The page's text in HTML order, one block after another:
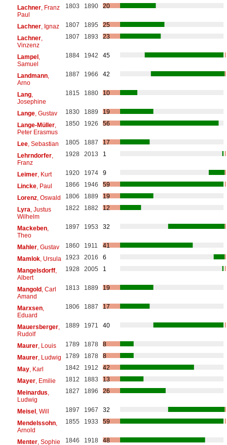
Lachner, Franz
Paul
1803 1890 20
Lachner, Ignaz 1807 1895
25
Lachner,
Vinzenz
1807 1893 23
Lampel,
Samuel
1884 1942 45
Landmann,
Arno
1887 1966 42
Lang,
Josephine
1815 1880 10
Lange, Gustav 1830 1889
19
Lange-Müller,
Peter Erasmus
1850 1926 56
Lee, Sebastian 1805 1887
17
Lehrndorfer,
Franz
1928 2013 1
Leimer, Kurt 1920 1974
9
Lincke, Paul 1866 1946
59
Lorenz, Oswald 1806 1889
19
Lyra , Justus
Wilhelm
1822 1882 12
Mackeben,
Theo
1897 1953 32
Mahler, Gustav 1860 1911
41
Mamlok, Ursula 1923 2016
6
Mangelsdorff,
Albert
1928 2005 1
Mangold, Carl
Amand
1813 1889 19
Marxsen,
Eduard
1806 1887 17
Mauersberger,
Rudolf
1889 1971 40
Maurer, Louis 1789 1878
8
Maurer, Ludwig 1789 1878
8
May, Karl 1842 1912
42
Mayer, Emilie 1812 1883
13
Meinardus
Ludwig
1827 1896 26
Meisel, Will 1897 1967
32
Mendelssohn,
Arnold
1855 1933 59
Menter, Sophie 1846 1918 48